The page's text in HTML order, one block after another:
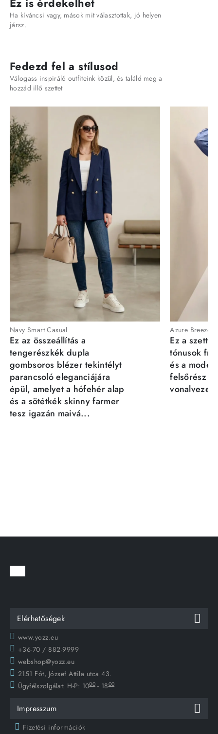
Ha kíváncsi vagy, mások mit választottak, jó helyen
jársz.
Fedezd fel a stílusod
Válogass inspiráló outfiteink közül, és találd meg a
hozzád illő szettet
Navy Smart Casual
Ez az összeállítás a
tengerészkék dupla
gombsoros blézer tekintélyt
parancsoló eleganciájára
épül, amelyet a hófehér alap
és a sötétkék skinny farmer
tesz igazán maivá...
Azure Breeze
Ez a szett
tónusok
és a
felsőrész
Elérhetőségek
www.yozz.eu
+36-70 / 882-9999
webshop@yozz.eu
2151 Fót, József Attila utca 43.
Ügyfélszolgálat: H-P: 1000 - 1800
Impresszum
Fizetési információk